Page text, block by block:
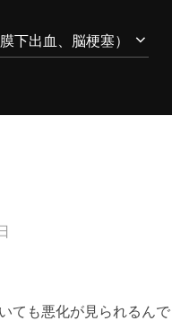
下出血、脳梗塞）
ても悪化が見られるんで